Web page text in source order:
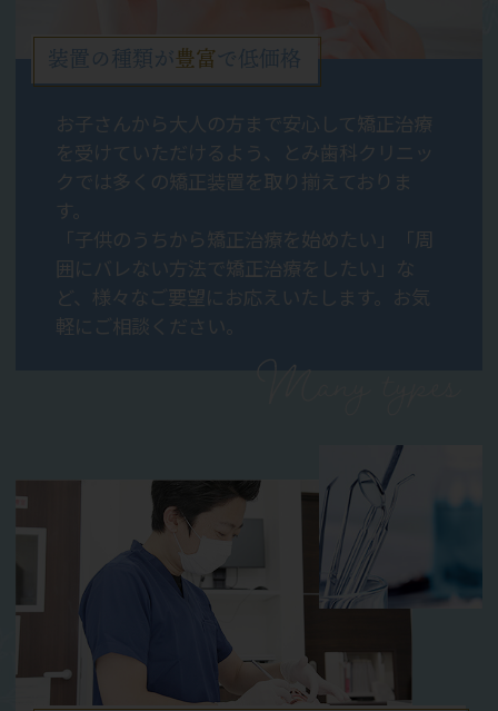
Many types
装置の種類が豊富で低価格
お子さんから大人の方まで安心して矯正治療
を受けていただけるよう、とみ歯科クリニッ
クでは多くの矯正装置を取り揃えておりま
す。
「子供のうちから矯正治療を始めたい」「周
囲にバレない方法で矯正治療をしたい」な
ど、様々なご要望にお応えいたします。お気
軽にご相談ください。